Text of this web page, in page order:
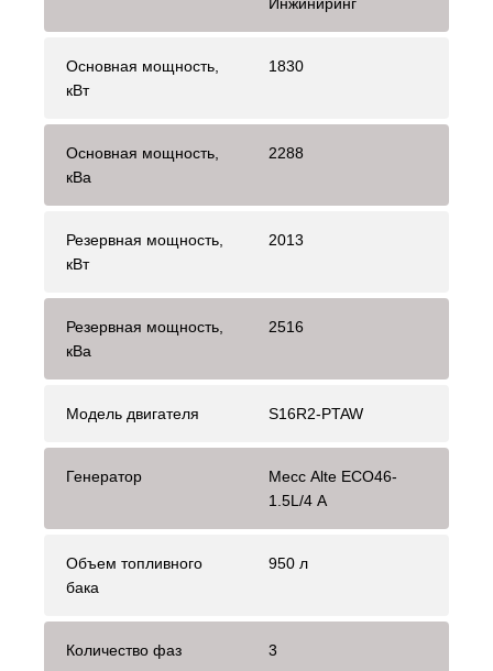
Инжиниринг
Основная мощность,
кВт
1830
Основная мощность,
кВа
2288
Резервная мощность,
кВт
2013
Резервная мощность,
кВа
2516
Модель двигателя S16R2-PTAW
Генератор
Mecc Alte ECO46-
1.5L/4 A
Объем топливного
бака
950 л
Количество фаз 3